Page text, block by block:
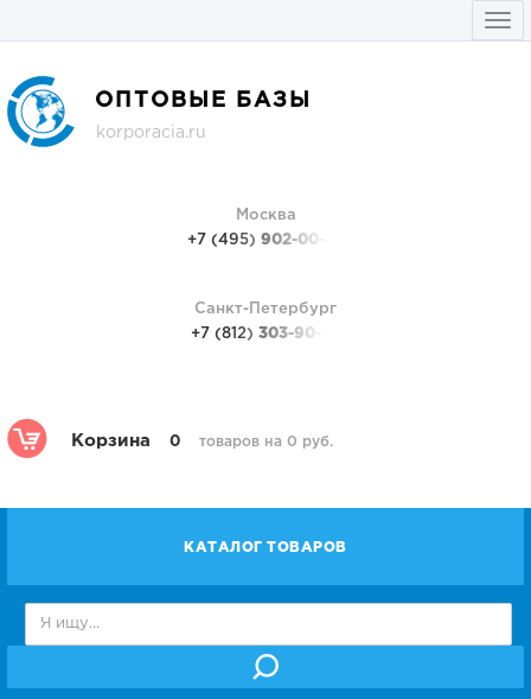
ОПТОВЫЕ БАЗЫ
korporacia.ru
Москва
+7 (495) 902-00-48
Санкт-Петербург
+7 (812) 303-90-48
Корзина 0 товаров на 0 руб.
КАТАЛОГ ТОВАРОВ